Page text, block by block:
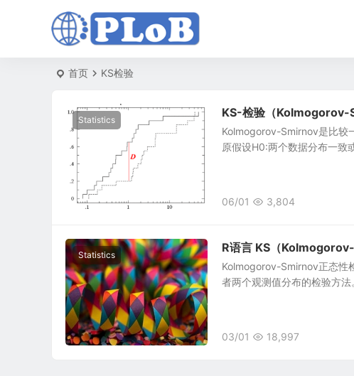
首页 KS检验
Statistics
KS-检验（Kolmogorov-
Kolmogorov-Smirnov是比较
原假设H0:两个数据分布一
06/01 3,804
Statistics
R语言 KS（
Kolmogorov-Smirnov正态性
者两个观测值分布的检验方
03/01 18,997